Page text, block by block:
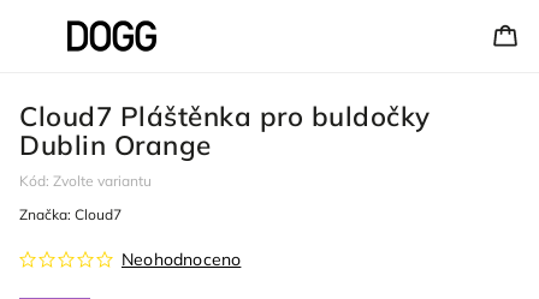
Cloud7 Pláštěnka pro buldočky
Dublin Orange
Kód: Zvolte variantu
Neohodnoceno
Značka: Cloud7